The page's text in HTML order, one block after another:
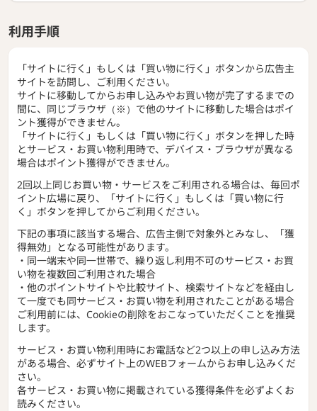
利用手順
「サイトに行く」もしくは「買い物に行く」ボタンから広告主
サイトを訪問し、ご利用ください。
サイトに移動してからお申し込みやお買い物が完了するまでの
間に、同じブラウザ（※）で他のサイトに移動した場合はポイ
ント獲得ができません。
「サイトに行く」もしくは「買い物に行く」ボタンを押した時
とサービス・お買い物利用時で、デバイス・ブラウザが異なる
場合はポイント獲得ができません。
2回以上同じお買い物・サービスをご利用される場合は、毎回ポ
イント広場に戻り、「サイトに行く」もしくは「買い物に行
く」ボタンを押してからご利用ください。
下記の事項に該当する場合、広告主側で対象外とみなし、「獲
得無効」となる可能性があります。
・同一端末や同一世帯で、繰り返し利用不可のサービス・お買
い物を複数回ご利用された場合
・他のポイントサイトや比較サイト、検索サイトなどを経由し
て一度でも同サービス・お買い物を利用されたことがある場合
ご利用前には、Cookieの削除をおこなっていただくことを推奨
します。
サービス・お買い物利用時にお電話など2つ以上の申し込み方法
がある場合、必ずサイト上のWEBフォームからお申し込みくだ
さい。
各サービス・お買い物に掲載されている獲得条件を必ずよくお
読みください。